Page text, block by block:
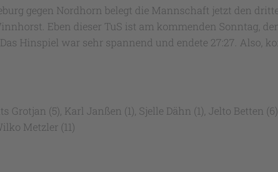
gegen Nordhorn belegt die Mannschaft jetzt den
Eben dieser TuS ist am kommenden Sonntag,
Hinspiel war sehr spannend und endete 27:27. Also,
Grotjan (5), Karl Janßen (1), Sjelle Dähn (1), Jelto Betten
Metzler (11)